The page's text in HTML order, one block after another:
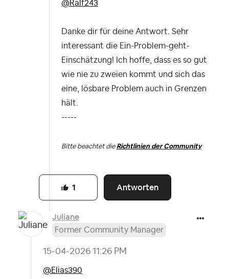
@Ralf243
Danke dir für deine Antwort. Sehr
interessant die Ein-Problem-geht-
Einschätzung! Ich hoffe, dass es so gut
wie nie zu zweien kommt und sich das
eine, lösbare Problem auch in Grenzen
hält.
-----
Bitte beachtet die Richtlinien der Community
Antworten
1
Juliane
Former Community Manager
‎15-04-2026 11:26 PM
@Elias390